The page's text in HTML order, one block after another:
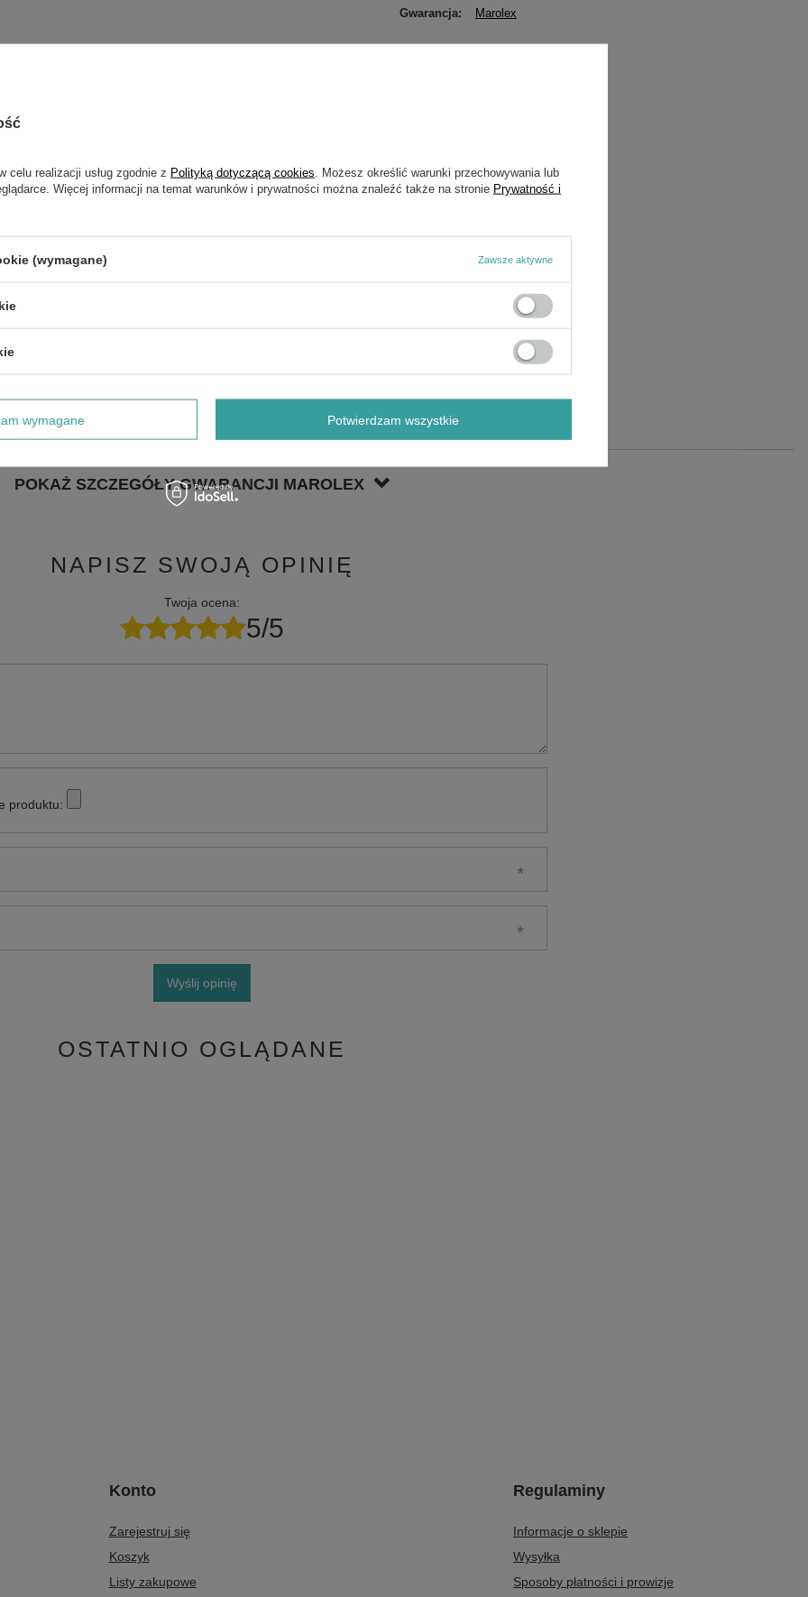
1,5mm
Gwarancja Marolex
POKAŻ SZCZEGÓŁY GWARANCJI MAROLEX
NAPISZ SWOJĄ OPINIĘ
Twoja ocena:
5/5
produktu:
Wyślij opinię
OSTATNIO OGLĄDANE
Konto
Zarejestruj się
Koszyk
Listy zakupowe
Regulaminy
Informacje o sklepie
Wysyłka
Sposoby płatności i prowizje
celu realizacji usług zgodnie z Polityką dotyczącą cookies . Możesz określić warunki przechowywania lub
Więcej informacji na temat warunków i prywatności można znaleźć także na stronie Prywatność i
(wymagane) Zawsze aktywne
wymagane Potwierdzam wszystkie